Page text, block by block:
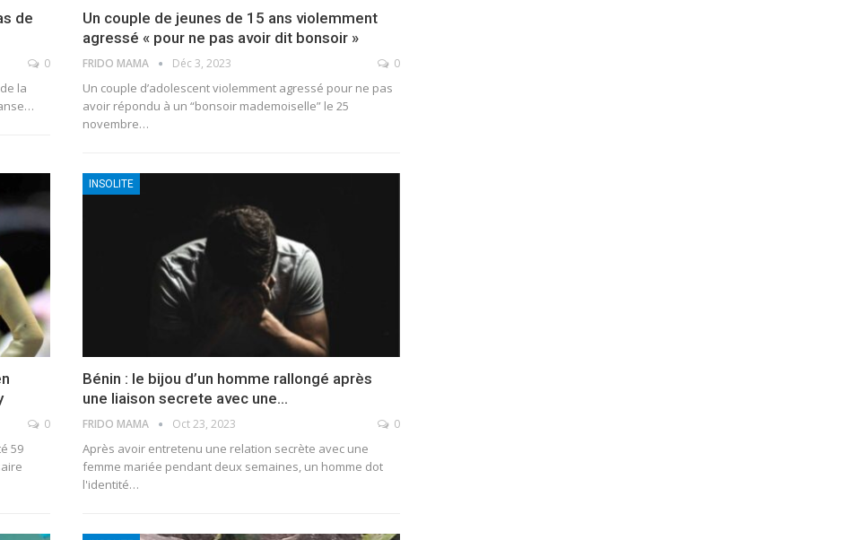
de
0
la
…
Un couple de jeunes de 15 ans violemment
agressé « pour ne pas avoir dit bonsoir »
FRIDO MAMA Déc 3, 2023 0
Un couple d’adolescent violemment agressé pour ne pas
avoir répondu à un “bonsoir mademoiselle” le 25
novembre…
0
59
INSOLITE
Bénin : le bijou d’un homme rallongé après
une liaison secrete avec une…
FRIDO MAMA Oct 23, 2023 0
Après avoir entretenu une relation secrète avec une
femme mariée pendant deux semaines, un homme dot
l'identité…